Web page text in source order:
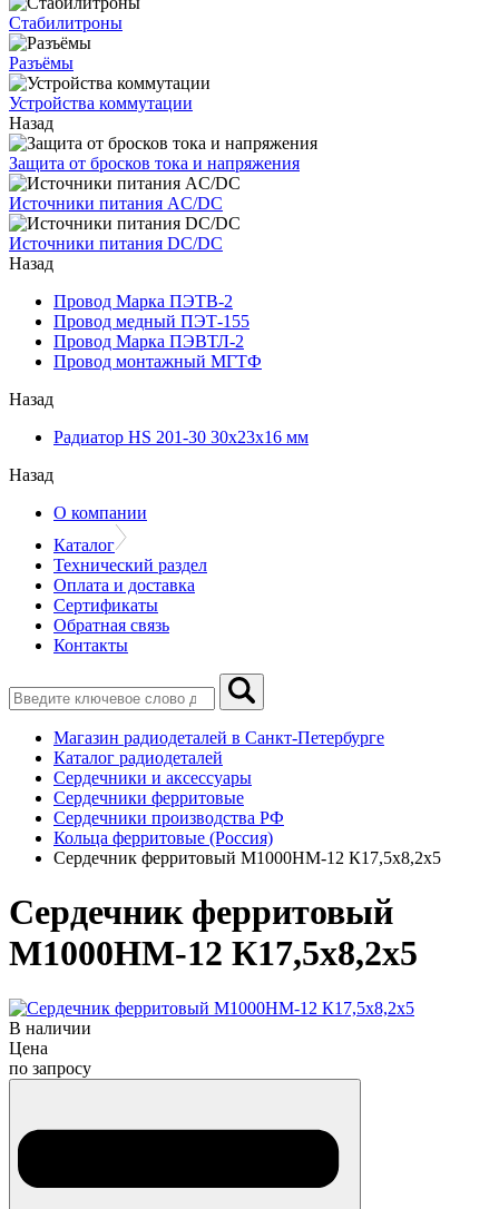
Стабилитроны
Разъёмы
Устройства коммутации
Назад
Защита от бросков тока и напряжения
Источники питания AC/DC
Источники питания DC/DC
Назад
Провод Марка ПЭТВ-2
Провод медный ПЭТ-155
Провод Марка ПЭВТЛ-2
Провод монтажный МГТФ
Назад
Радиатор HS 201-30 30х23х16 мм
Назад
О компании
Каталог
Технический раздел
Оплата и доставка
Сертификаты
Обратная связь
Контакты
Магазин радиодеталей в Санкт-Петербурге
Каталог радиодеталей
Сердечники и аксессуары
Сердечники ферритовые
Сердечники производства РФ
Кольца ферритовые (Россия)
Сердечник ферритовый М1000НМ-12 К17,5х8,2х5
Сердечник ферритовый
М1000НМ-12 К17,5х8,2х5
В наличии
Цена
по запросу